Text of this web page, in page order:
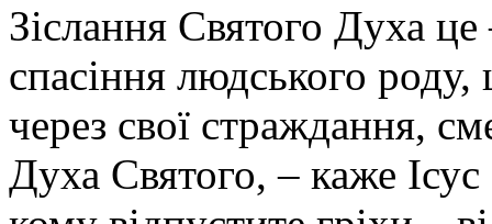
Зіслання Святого Духа це
спасіння людського
через свої страждання,
Духа Святого, – каже